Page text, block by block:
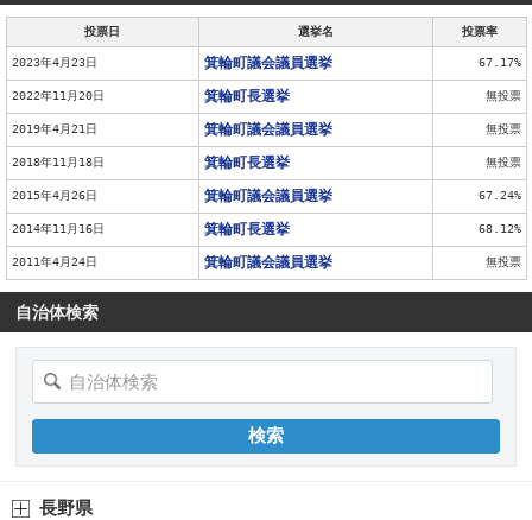
投票日 選挙名 投票率
2023年4月23日 箕輪町議会議員選挙 67.17%
2022年11月20日 箕輪町長選挙 無投票
2019年4月21日 箕輪町議会議員選挙 無投票
2018年11月18日 箕輪町長選挙 無投票
2015年4月26日 箕輪町議会議員選挙 67.24%
2014年11月16日 箕輪町長選挙 68.12%
2011年4月24日 箕輪町議会議員選挙 無投票
自治体検索
長野県